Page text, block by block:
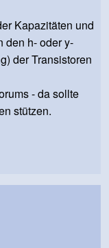
Kapazitäten und
den h- oder y-
der Transistoren
- da sollte
stützen.